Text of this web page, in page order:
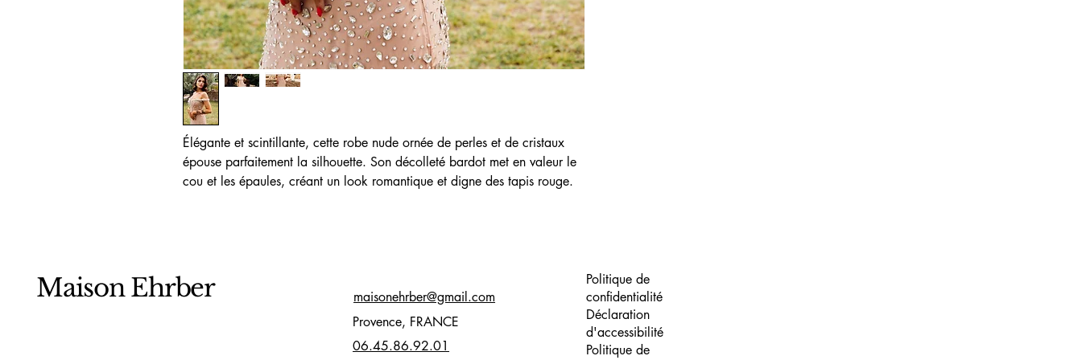
Élégante et scintillante, cette robe nude ornée de perles et de cristaux
épouse parfaitement la silhouette. Son décolleté bardot met en valeur le
cou et les épaules, créant un look romantique et digne des tapis rouge.
Maison Ehrber
maisonehrber@gmail.com
Provence, FRANCE
06.45.86.92.01
Politique de
confidentialité
Déclaration
d'accessibilité
Politique de